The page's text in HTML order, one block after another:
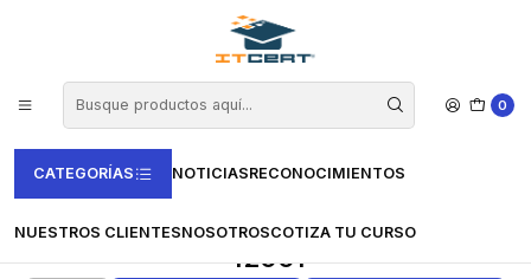
0
CATEGORÍAS NOTICIASRECONOCIMIENTOS
NUESTROS CLIENTESNOSOTROSCOTIZA TU CURSO
PECB
Examen de Fundamentos de ISO/IEC 42001
Examen de Fundamentos de ISO/IEC
42001